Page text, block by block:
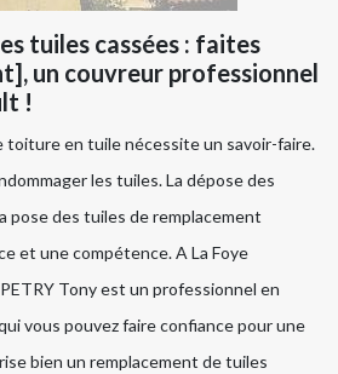
tuiles cassées : faites
un couvreur professionnel
!
en tuile nécessite un savoir-faire.
les tuiles. La dépose des
pose des tuiles de remplacement
et une compétence. A La Foye
Tony est un professionnel en
vous pouvez faire confiance pour une
bien un remplacement de tuiles